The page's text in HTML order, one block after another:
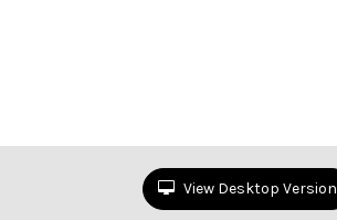
View Desktop Version